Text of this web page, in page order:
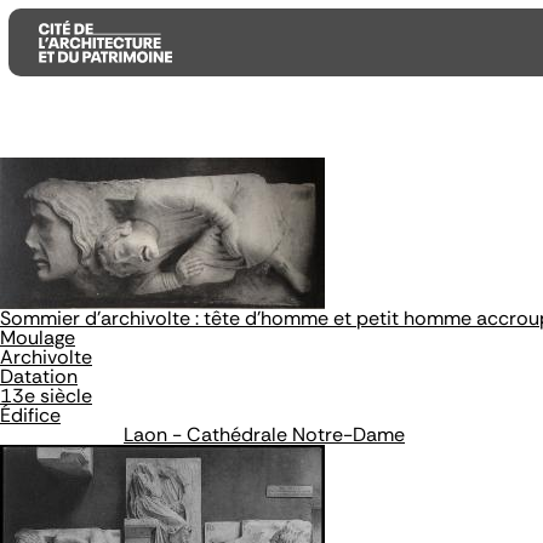
Aller
contenu
principal
Aller
menu
principal
Aller
recherche
Sommier d'archivolte : tête d'homme et petit homme
Moulage
Archivolte
Datation
13e siècle
Édifice
Laon - Cathédrale Notre-Dame